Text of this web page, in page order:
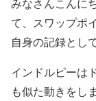
みなさんこんに
て、スワップポ
自身の記録とし
インドルピーは
も似た動きをし